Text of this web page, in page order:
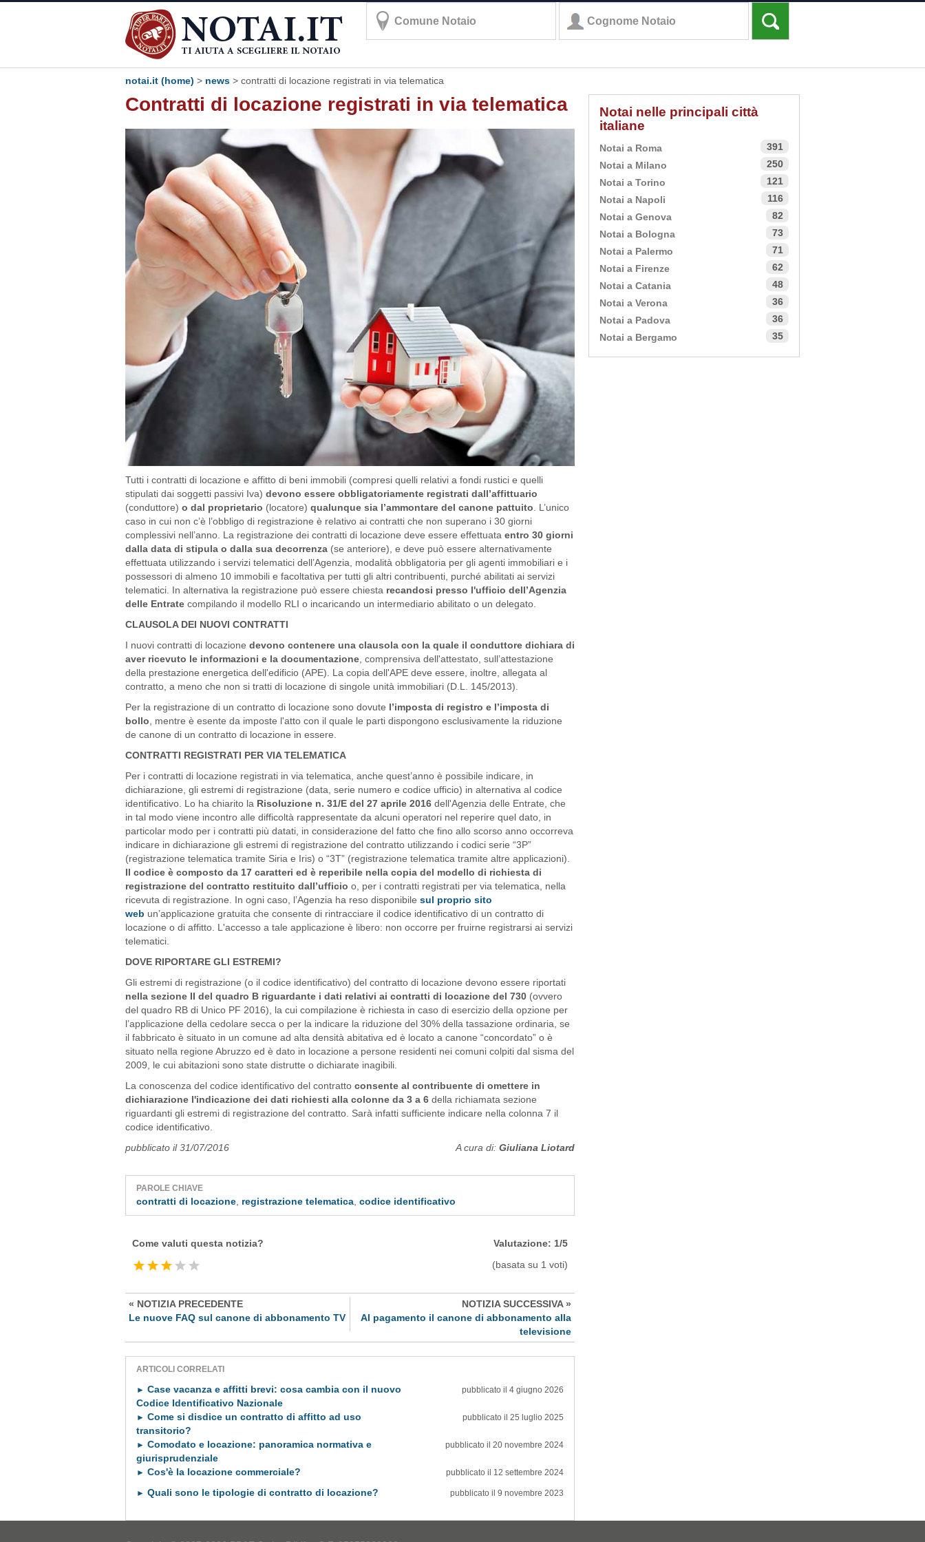
notai.it (home) > news > contratti di locazione registrati in via telematica
Contratti di locazione registrati in via telematica
Tutti i contratti di locazione e affitto di beni immobili (compresi quelli relativi a fondi rustici e quelli
stipulati dai soggetti passivi Iva) devono essere obbligatoriamente registrati dall’affittuario
(conduttore) o dal proprietario (locatore) qualunque sia l’ammontare del canone pattuito . L’unico
caso in cui non c’è l’obbligo di registrazione è relativo ai contratti che non superano i 30 giorni
complessivi nell’anno. La registrazione dei contratti di locazione deve essere effettuata entro 30 giorni
dalla data di stipula o dalla sua decorrenza (se anteriore), e deve può essere alternativamente
effettuata utilizzando i servizi telematici dell’Agenzia, modalità obbligatoria per gli agenti immobiliari e i
possessori di almeno 10 immobili e facoltativa per tutti gli altri contribuenti, purché abilitati ai servizi
telematici. In alternativa la registrazione può essere chiesta recandosi presso l'ufficio dell’Agenzia
delle Entrate compilando il modello RLI o incaricando un intermediario abilitato o un delegato.
CLAUSOLA DEI NUOVI CONTRATTI
I nuovi contratti di locazione devono contenere una clausola con la quale il conduttore dichiara di
aver ricevuto le informazioni e la documentazione , comprensiva dell'attestato, sull’attestazione
della prestazione energetica dell'edificio (APE). La copia dell'APE deve essere, inoltre, allegata al
contratto, a meno che non si tratti di locazione di singole unità immobiliari (D.L. 145/2013).
Per la registrazione di un contratto di locazione sono dovute l’imposta di registro e l’imposta di
bollo , mentre è esente da imposte l'atto con il quale le parti dispongono esclusivamente la riduzione
de canone di un contratto di locazione in essere.
CONTRATTI REGISTRATI PER VIA TELEMATICA
Per i contratti di locazione registrati in via telematica, anche quest’anno è possibile indicare, in
dichiarazione, gli estremi di registrazione (data, serie numero e codice ufficio) in alternativa al codice
identificativo. Lo ha chiarito la Risoluzione n. 31/E del 27 aprile 2016 dell'Agenzia delle Entrate, che
in tal modo viene incontro alle difficoltà rappresentate da alcuni operatori nel reperire quel dato, in
particolar modo per i contratti più datati, in considerazione del fatto che fino allo scorso anno occorreva
indicare in dichiarazione gli estremi di registrazione del contratto utilizzando i codici serie “3P”
(registrazione telematica tramite Siria e Iris) o “3T” (registrazione telematica tramite altre applicazioni).
Il codice è composto da 17 caratteri ed è reperibile nella copia del modello di richiesta di
registrazione del contratto restituito dall’ufficio o, per i contratti registrati per via telematica, nella
ricevuta di registrazione. In ogni caso, l’Agenzia ha reso disponibile sul proprio sito
web un’applicazione gratuita che consente di rintracciare il codice identificativo di un contratto di
locazione o di affitto. L'accesso a tale applicazione è libero: non occorre per fruirne registrarsi ai servizi
telematici.
DOVE RIPORTARE GLI ESTREMI?
Gli estremi di registrazione (o il codice identificativo) del contratto di locazione devono essere riportati
nella sezione II del quadro B riguardante i dati relativi ai contratti di locazione del 730 (ovvero
del quadro RB di Unico PF 2016), la cui compilazione è richiesta in caso di esercizio della opzione per
l’applicazione della cedolare secca o per la indicare la riduzione del 30% della tassazione ordinaria, se
il fabbricato è situato in un comune ad alta densità abitativa ed è locato a canone “concordato” o è
situato nella regione Abruzzo ed è dato in locazione a persone residenti nei comuni colpiti dal sisma del
2009, le cui abitazioni sono state distrutte o dichiarate inagibili.
La conoscenza del codice identificativo del contratto consente al contribuente di omettere in
dichiarazione l'indicazione dei dati richiesti alla colonne da 3 a 6 della richiamata sezione
riguardanti gli estremi di registrazione del contratto. Sarà infatti sufficiente indicare nella colonna 7 il
codice identificativo.
pubblicato il 31/07/2016
A cura di:Giuliana Liotard
PAROLE CHIAVE
contratti di locazione registrazione telematica codice identificativo
Come valuti questa notizia? Valutazione: 1/5
(basata su 1 voti)
« NOTIZIA PRECEDENTE
Le nuove FAQ sul canone di abbonamento TV
NOTIZIA SUCCESSIVA »
Al pagamento il canone di abbonamento alla
televisione
ARTICOLI CORRELATI
► Case vacanza e affitti brevi: cosa cambia con il nuovo
Codice Identificativo Nazionale
pubblicato il 4 giugno 2026
► Come si disdice un contratto di affitto ad uso
transitorio?
pubblicato il 25 luglio 2025
► Comodato e locazione: panoramica normativa e
giurisprudenziale
pubblicato il 20 novembre 2024
► Cos'è la locazione commerciale? pubblicato il 12 settembre 2024
► Quali sono le tipologie di contratto di locazione? pubblicato il 9 novembre 2023
Notai nelle principali città
italiane
Notai a Roma
391
Notai a Milano
250
Notai a Torino
121
Notai a Napoli
116
Notai a Genova
82
Notai a Bologna
73
Notai a Palermo
71
Notai a Firenze
62
Notai a Catania
48
Notai a Verona
36
Notai a Padova
36
Notai a Bergamo
35